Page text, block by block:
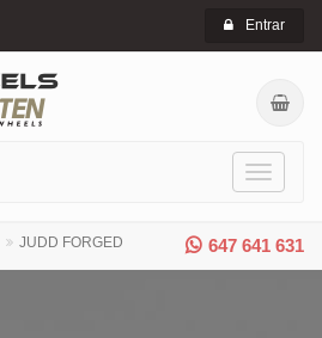
Entrar
Toggle
647 641 631
JUDD FORGED